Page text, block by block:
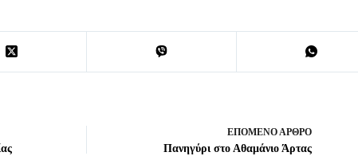
ΕΠΌΜΕΝΟΆΡΘΡΟ
Πανηγύρι στο Αθαμάνιο Άρτας